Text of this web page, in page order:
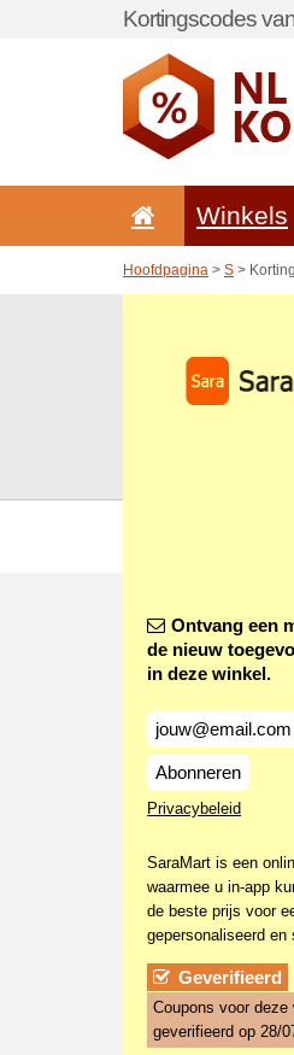
Kortingscodes
Winkels
Hoofdpagina > S >
Ontvang een
de nieuw
in deze winkel.
Abonneren
Privacybeleid
SaraMart is een
waarmee u in-app
de beste prijs voor
gepersonaliseerd
Geverifieerd
Coupons voor deze
geverifieerd op 28/